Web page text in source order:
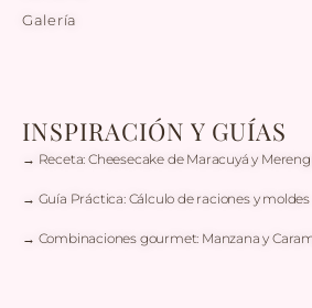
Galería
INSPIRACIÓN Y GUÍAS
→ Receta: Cheesecake de Maracuyá y
→ Guía Práctica: Cálculo de raciones y moldes
→ Combinaciones gourmet: Manzana y